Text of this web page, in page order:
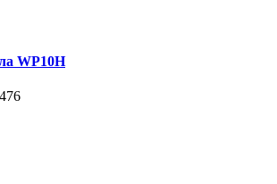
WP10H